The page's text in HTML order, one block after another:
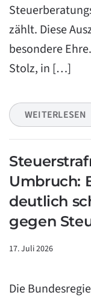
zählt. Diese
besondere
Stolz, in […]
WEITERLESEN
Umbruch:
deutlich
gegen
17. Juli 2026
Die